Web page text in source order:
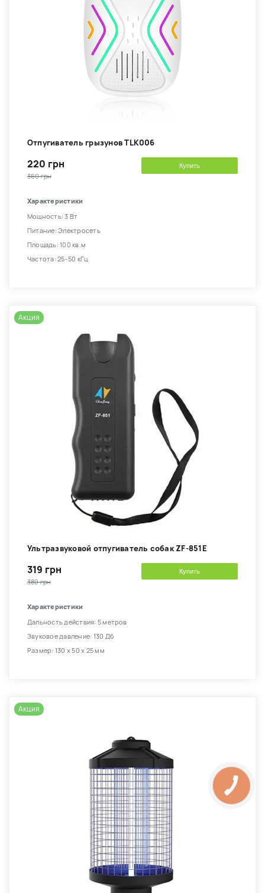
Отпугиватель грызунов TLK006
220 грн
360 грн
Купить
Характеристики
Мощность: 3 Вт
Питание: Электросеть
Площадь: 100 кв.м
Частота: 25-50 кГц
Акция
Ультразвуковой отпугиватель собак ZF-851E
319 грн
380 грн
Купить
Характеристики
Дальность действия: 5 метров
Звуковое давление: 130 Дб
Размер: 130 х 50 х 25 мм
Акция